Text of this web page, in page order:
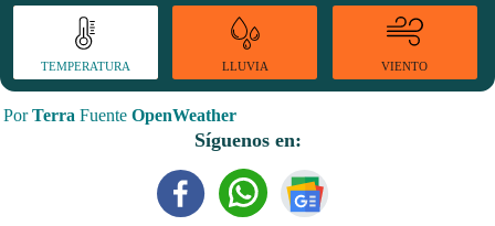
TEMPERATURA LLUVIA VIENTO
PorTerra Fuente OpenWeather
Síguenos en: